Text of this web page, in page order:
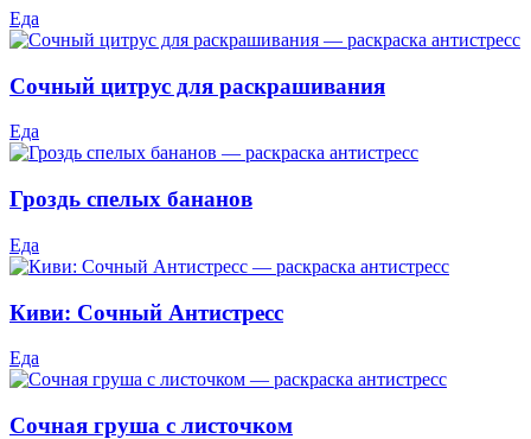
Еда
Сочный цитрус для раскрашивания
Еда
Гроздь спелых бананов
Еда
Киви: Сочный Антистресс
Еда
Сочная груша с листочком